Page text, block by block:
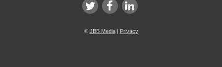
© JBB Media| Privacy